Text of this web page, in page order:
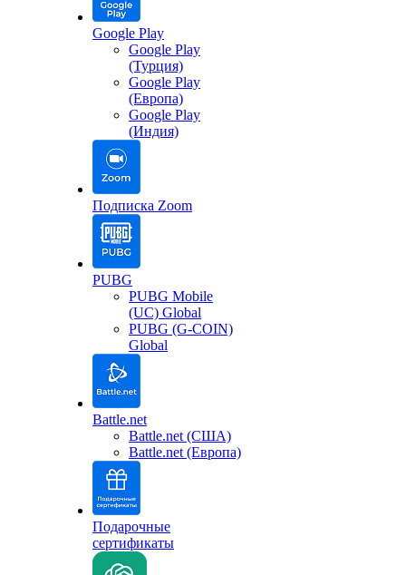
Google Play
Google Play
(Турция)
Google Play
(Европа)
Google Play
(Индия)
Подписка Zoom
PUBG
PUBG Mobile
(UC) Global
PUBG (G-COIN)
Global
Battle.net
Battle.net (США)
Battle.net (Европа)
Подарочные
сертификаты